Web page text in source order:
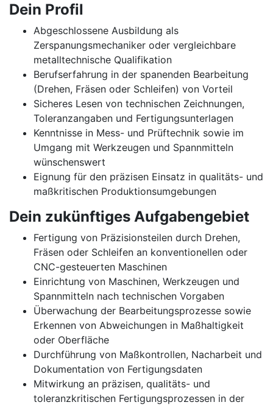
Dein Profil
Abgeschlossene Ausbildung als
Zerspanungsmechaniker oder vergleichbare
metalltechnische Qualifikation
Berufserfahrung in der spanenden Bearbeitung
(Drehen, Fräsen oder Schleifen) von Vorteil
Sicheres Lesen von technischen Zeichnungen,
Toleranzangaben und Fertigungsunterlagen
Kenntnisse in Mess- und Prüftechnik sowie im
Umgang mit Werkzeugen und Spannmitteln
wünschenswert
Eignung für den präzisen Einsatz in qualitäts- und
maßkritischen Produktionsumgebungen
Dein zukünftiges Aufgabengebiet
Fertigung von Präzisionsteilen durch Drehen,
Fräsen oder Schleifen an konventionellen oder
CNC-gesteuerten Maschinen
Einrichtung von Maschinen, Werkzeugen und
Spannmitteln nach technischen Vorgaben
Überwachung der Bearbeitungsprozesse sowie
Erkennen von Abweichungen in Maßhaltigkeit
oder Oberfläche
Durchführung von Maßkontrollen, Nacharbeit und
Dokumentation von Fertigungsdaten
Mitwirkung an präzisen, qualitäts- und
toleranzkritischen Fertigungsprozessen in der